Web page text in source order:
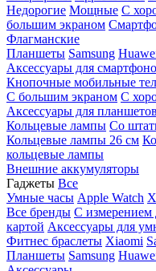
Недорогие Мощные С
большим экраном
Флагманские
Планшеты Samsung
Аксессуары для
Кнопочные мобильные
С большим экраном С
Аксессуары для планшетов
Кольцевые лампы Со
Кольцевые лампы 26 см
кольцевые лампы
Внешние аккумуляторы
Гаджеты Все
Умные часы Apple Watch
Все бренды C измерением
картой Аксессуары для
Фитнес браслеты Xiaomi
Планшеты Samsung